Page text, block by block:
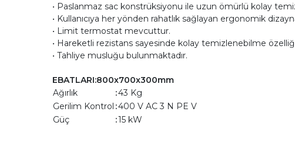
• Paslanmaz sac konstrüksiyonu ile uzun ömürlü kolay
• Kullanıcıya her yönden rahatlık sağlayan ergonomik
• Limit termostat mevcuttur.
• Hareketli rezistans sayesinde kolay temizlenebilme
• Tahliye musluğu bulunmaktadır.
EBATLARI:800x700x300mm
Ağırlık
:43 Kg
Gerilim Kontrol :400 V AC 3 N PE V
Güç
:15 kW